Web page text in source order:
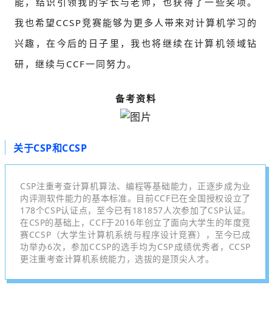
我也希望CCSP竞赛能够为更多人带来对计算机学习的
兴趣，在今后的日子里，我也将继续在计算机领域钻
研，继续与CCF一同努力。
备考资料
关于CSP和CCSP
CSP注重考查计算机算法、编程等基础能力，正逐步成为业
内评测软件能力的基本标准。目前CCF已在全国授权设立了
178个CSP认证点，至今已有181857人次参加了CSP认证。
在CSP的基础上，CCF于2016年创立了面向大学生的年度竞
赛CCSP（大学生计算机系统与程序设计竞赛），至今已成
功举办6次，参加CCSP的选手均为CSP成绩优秀者，CCSP
更注重考查计算机系统能力，选拔的是顶尖人才。